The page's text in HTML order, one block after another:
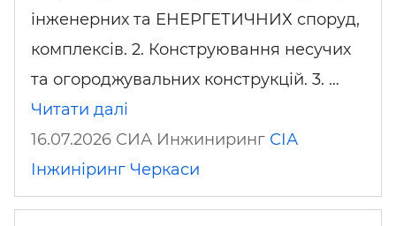
інженерних та ЕНЕРГЕТИЧНИХ споруд,
комплексів. 2. Конструювання несучих
та огороджувальних конструкцій. 3. …
Читати далі
16.07.2026 СИА Инжиниринг СІА
Інжиніринг Черкаси